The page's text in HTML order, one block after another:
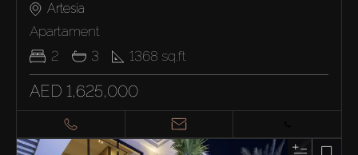
Artesia
Apartament
2
3 1368 sq.ft
AED 1,625,000